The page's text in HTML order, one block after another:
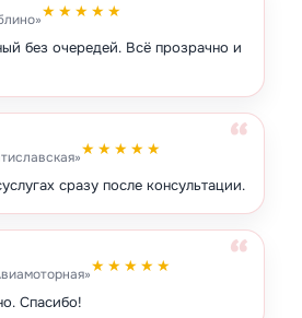
★★★★★
без очередей. Всё прозрачно и
★★★★★
сразу после консультации.
★★★★★
Спасибо!